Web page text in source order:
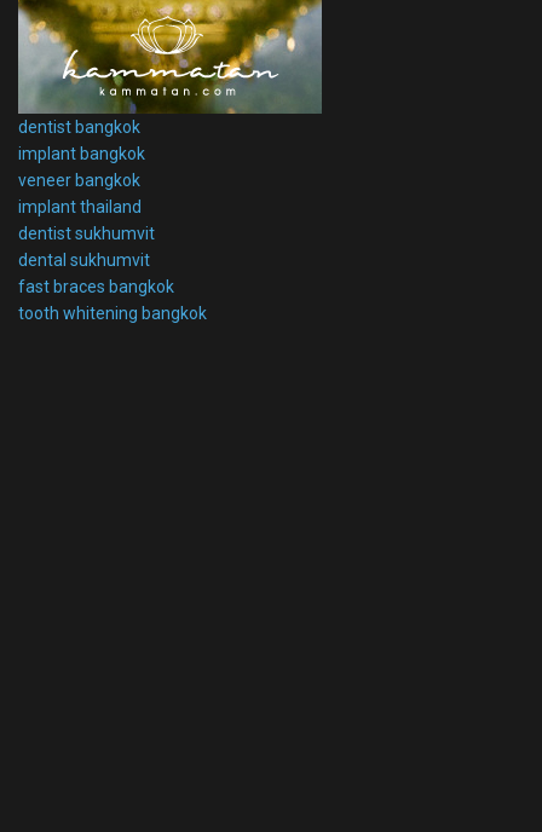
dentist bangkok
implant bangkok
veneer bangkok
implant thailand
dentist sukhumvit
dental sukhumvit
fast braces bangkok
tooth whitening bangkok